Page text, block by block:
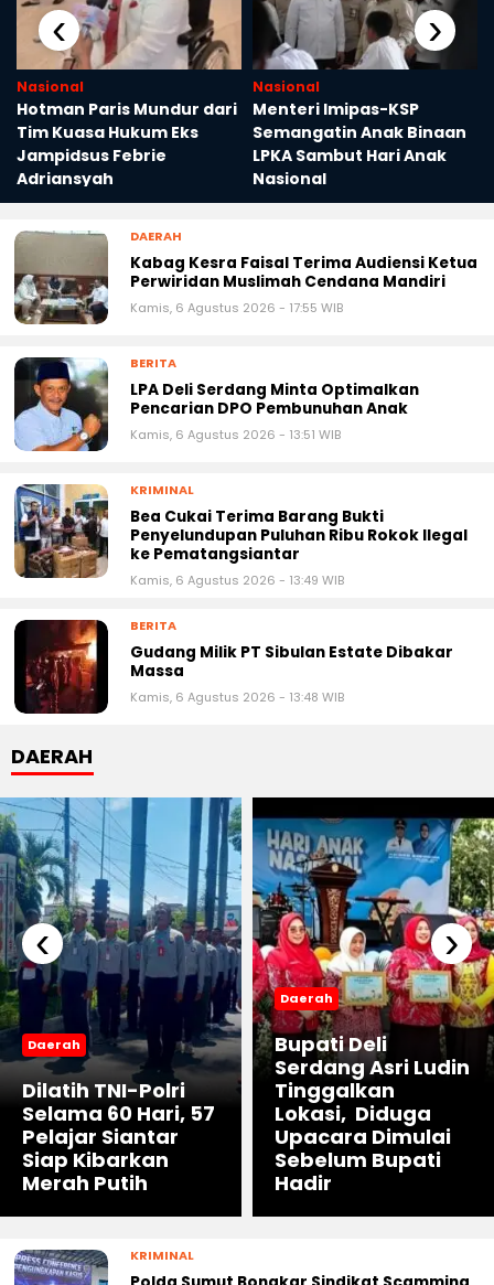
Nasional
Hotman Paris Mundur dari
Tim Kuasa Hukum Eks
Jampidsus Febrie
Adriansyah
Nasional
Menteri Imipas-KSP
Semangatin Anak Binaan
LPKA Sambut Hari Anak
Nasional
‹ ›
DAERAH
Kabag Kesra Faisal Terima Audiensi Ketua
Perwiridan Muslimah Cendana Mandiri
Kamis, 6 Agustus 2026 - 17:55 WIB
BERITA
LPA Deli Serdang Minta Optimalkan
Pencarian DPO Pembunuhan Anak
Kamis, 6 Agustus 2026 - 13:51 WIB
KRIMINAL
Bea Cukai Terima Barang Bukti
Penyelundupan Puluhan Ribu Rokok Ilegal
ke Pematangsiantar
Kamis, 6 Agustus 2026 - 13:49 WIB
BERITA
Gudang Milik PT Sibulan Estate Dibakar
Massa
Kamis, 6 Agustus 2026 - 13:48 WIB
DAERAH
Daerah
Dilatih TNI-Polri
Selama 60 Hari, 57
Pelajar Siantar
Siap Kibarkan
Merah Putih
Daerah
Bupati Deli
Serdang Asri Ludin
Tinggalkan
Lokasi, Diduga
Upacara Dimulai
Sebelum Bupati
Hadir
‹ ›
KRIMINAL